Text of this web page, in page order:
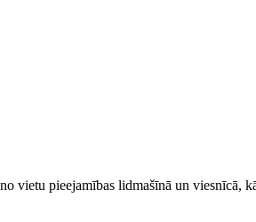
​vietu pieejamības lidmašīnā un